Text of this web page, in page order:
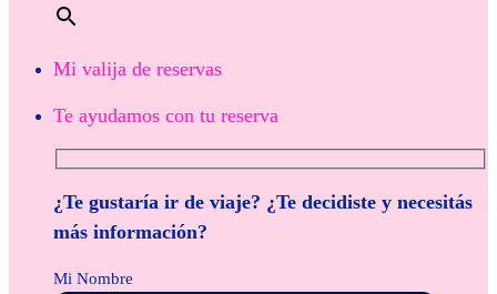
Mi valija de reservas
Te ayudamos con tu reserva
¿Te gustaría ir de viaje? ¿Te decidiste y necesitás
más información?
Mi Nombre